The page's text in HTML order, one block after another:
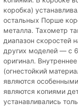
коробка)
остальных Порше
металла. Тахометр
диапазон скоростей
других моделей — с
оригинал.
(огнестойкий
являются
являются копиями
устанавливались